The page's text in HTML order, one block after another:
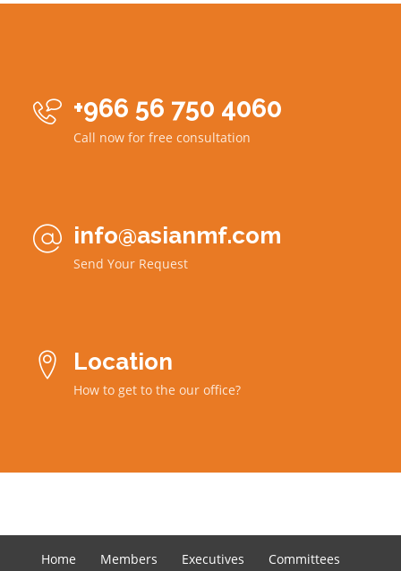
 +966 56 750 4060
Call now for free consultation
 info@asianmf.com
Send Your Request
 Location
How to get to the our office?
Home Members Executives Committees